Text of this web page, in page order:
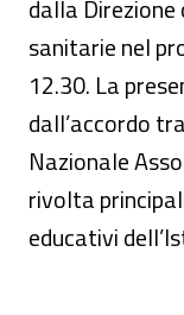
dalla
sanitarie nel
12.30. La
dall’accordo
Nazionale
rivolta
educativi